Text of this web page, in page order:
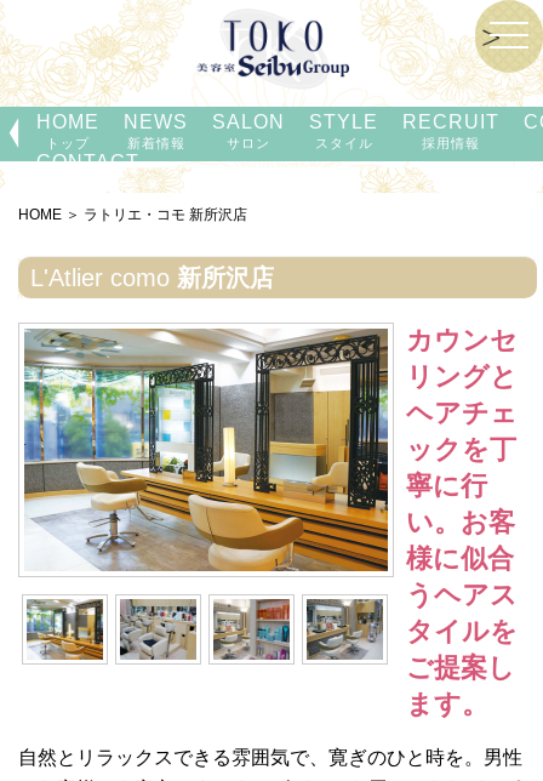
HOME
トップ
NEWS
新着情報
SALON
サロン
STYLE
スタイル
RECRUIT
採用情報
CONTACT
お問い合わせ
HOME ＞ ラトリエ・コモ 新所沢店
L'Atlier como 新所沢店
カウンセ
リングと
ヘアチェ
ックを丁
寧に行
い。お客
様に似合
うヘアス
タイルを
ご提案し
ます。
自然とリラックスできる雰囲気で、寛ぎのひと時を。男性